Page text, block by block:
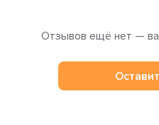
Отзывов ещё нет —